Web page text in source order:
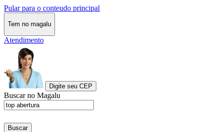
Pular para o conteudo principal
Tem no magalu
Atendimento
Digite seu CEP
Buscar no Magalu
Buscar